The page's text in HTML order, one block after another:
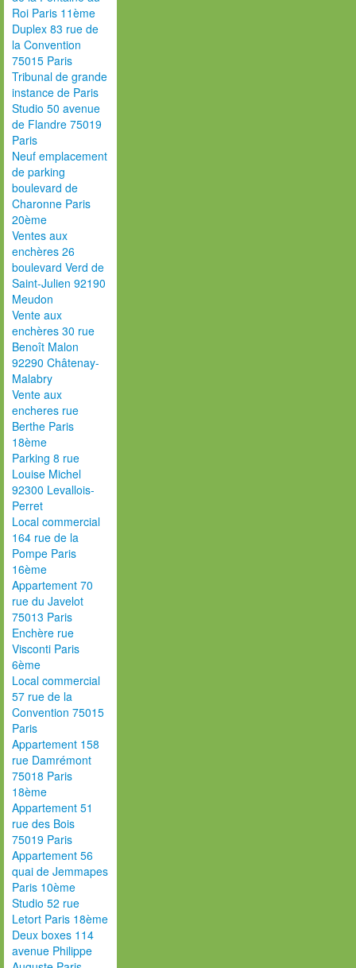
Roi Paris 11ème
Duplex 83 rue de
la Convention
75015 Paris
Tribunal de grande
instance de Paris
Studio 50 avenue
de Flandre 75019
Paris
Neuf emplacement
de parking
boulevard de
Charonne Paris
20ème
Ventes aux
enchères 26
boulevard Verd de
Saint-Julien 92190
Meudon
Vente aux
enchères 30 rue
Benoît Malon
92290 Châtenay-
Malabry
Vente aux
encheres rue
Berthe Paris
18ème
Parking 8 rue
Louise Michel
92300 Levallois-
Perret
Local commercial
164 rue de la
Pompe Paris
16ème
Appartement 70
rue du Javelot
75013 Paris
Enchère rue
Visconti Paris
6ème
Local commercial
57 rue de la
Convention 75015
Paris
Appartement 158
rue Damrémont
75018 Paris
18ème
Appartement 51
rue des Bois
75019 Paris
Appartement 56
quai de Jemmapes
Paris 10ème
Studio 52 rue
Letort Paris 18ème
Deux boxes 114
avenue Philippe